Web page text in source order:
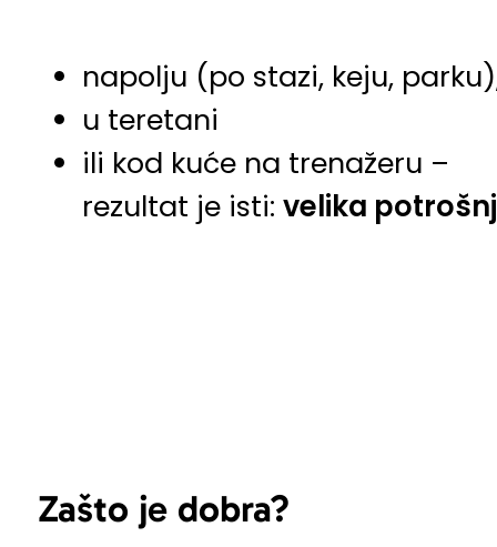
napolju (po stazi, keju,
u teretani
ili kod kuće na trenažeru –
rezultat je isti: velika
Zašto je dobra?